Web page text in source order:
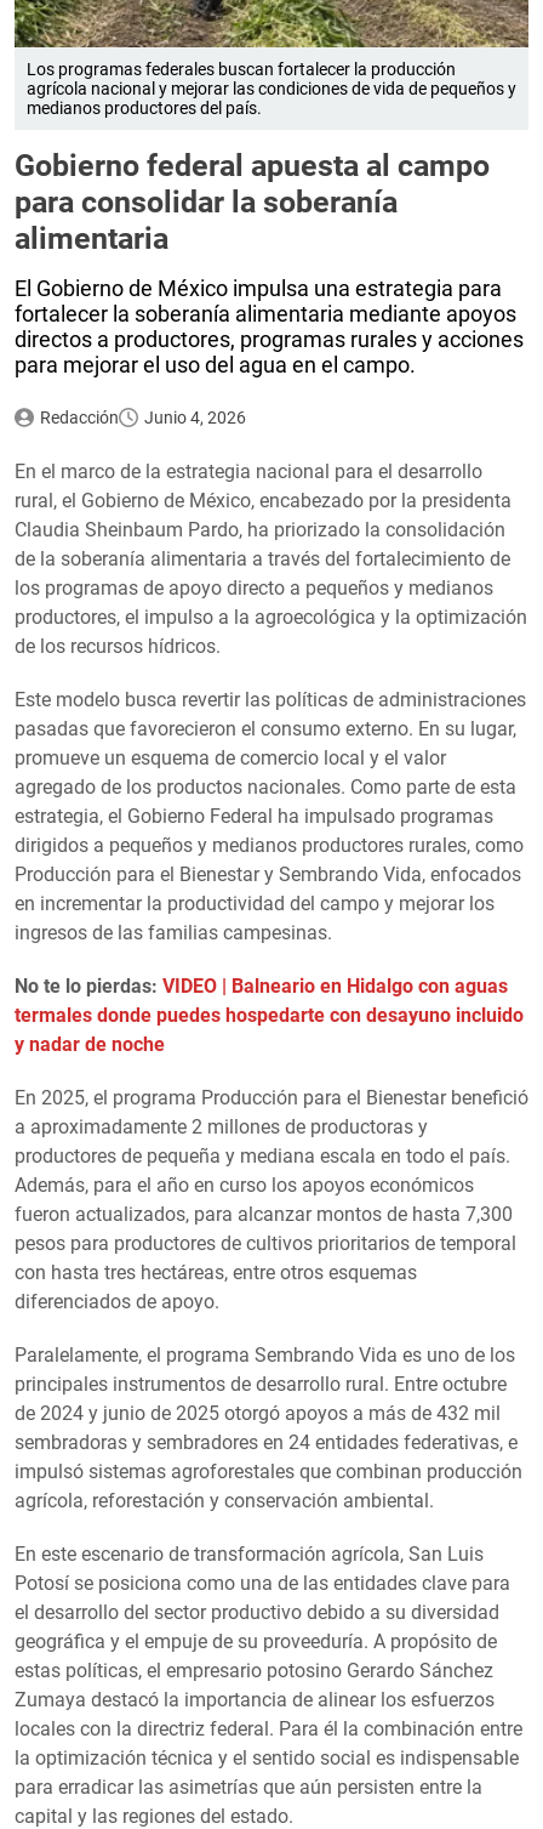
Los programas federales buscan fortalecer la producción
agrícola nacional y mejorar las condiciones de vida de pequeños y
medianos productores del país.
Gobierno federal apuesta al campo
para consolidar la soberanía
alimentaria
El Gobierno de México impulsa una estrategia para
fortalecer la soberanía alimentaria mediante apoyos
directos a productores, programas rurales y acciones
para mejorar el uso del agua en el campo.
Redacción Junio 4, 2026
En el marco de la estrategia nacional para el desarrollo
rural, el Gobierno de México, encabezado por la presidenta
Claudia Sheinbaum Pardo, ha priorizado la consolidación
de la soberanía alimentaria a través del fortalecimiento de
los programas de apoyo directo a pequeños y medianos
productores, el impulso a la agroecológica y la optimización
de los recursos hídricos.
Este modelo busca revertir las políticas de administraciones
pasadas que favorecieron el consumo externo. En su lugar,
promueve un esquema de comercio local y el valor
agregado de los productos nacionales. Como parte de esta
estrategia, el Gobierno Federal ha impulsado programas
dirigidos a pequeños y medianos productores rurales, como
Producción para el Bienestar y Sembrando Vida, enfocados
en incrementar la productividad del campo y mejorar los
ingresos de las familias campesinas.
No te lo pierdas: VIDEO | Balneario en Hidalgo con aguas
termales donde puedes hospedarte con desayuno incluido
y nadar de noche
En 2025, el programa Producción para el Bienestar benefició
a aproximadamente 2 millones de productoras y
productores de pequeña y mediana escala en todo el país.
Además, para el año en curso los apoyos económicos
fueron actualizados, para alcanzar montos de hasta 7,300
pesos para productores de cultivos prioritarios de temporal
con hasta tres hectáreas, entre otros esquemas
diferenciados de apoyo.
Paralelamente, el programa Sembrando Vida es uno de los
principales instrumentos de desarrollo rural. Entre octubre
de 2024 y junio de 2025 otorgó apoyos a más de 432 mil
sembradoras y sembradores en 24 entidades federativas, e
impulsó sistemas agroforestales que combinan producción
agrícola, reforestación y conservación ambiental.
En este escenario de transformación agrícola, San Luis
Potosí se posiciona como una de las entidades clave para
el desarrollo del sector productivo debido a su diversidad
geográfica y el empuje de su proveeduría. A propósito de
estas políticas, el empresario potosino Gerardo Sánchez
Zumaya destacó la importancia de alinear los esfuerzos
locales con la directriz federal. Para él la combinación entre
la optimización técnica y el sentido social es indispensable
para erradicar las asimetrías que aún persisten entre la
capital y las regiones del estado.